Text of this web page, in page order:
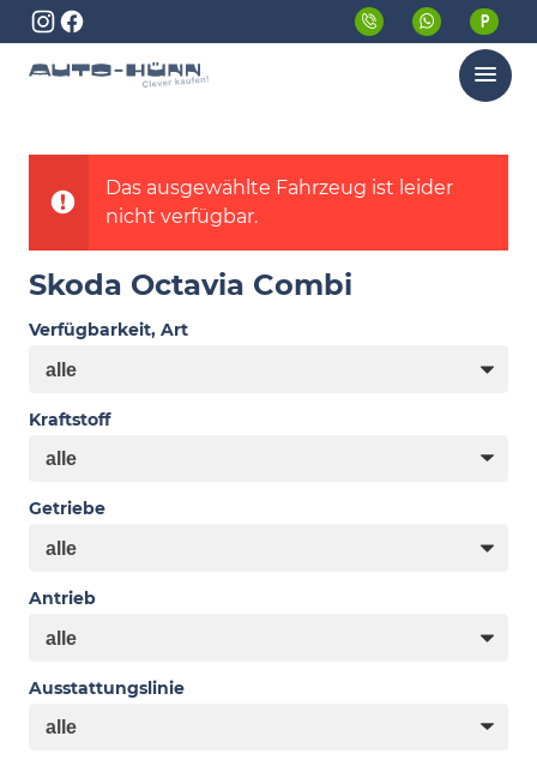
Menü
Das ausgewählte Fahrzeug ist leider
nicht verfügbar.
Skoda Octavia Combi
Verfügbarkeit, Art
Kraftstoff
Getriebe
Antrieb
Ausstattungslinie